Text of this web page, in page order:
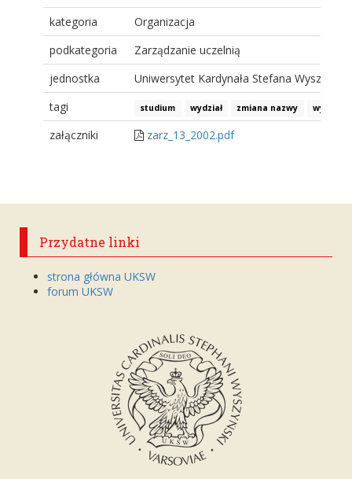
kategoria
Organizacja
podkategoria
Zarządzanie uczelnią
jednostka
Uniwersytet Kardynała Stefana
tagi
studium wydział zmiana nazwy wydział
załączniki zarz_13_2002.pdf
Przydatne linki
strona główna UKSW
forum UKSW